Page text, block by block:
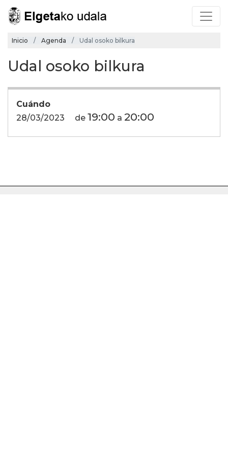
Inicio Agenda Udal osoko bilkura
Udal osoko bilkura
Cuándo
28/03/2023
de 19:00 a 20:00